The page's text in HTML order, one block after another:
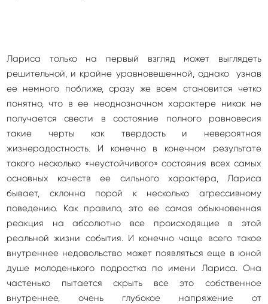
Лариса только на первый взгляд может выглядеть
решительной, и крайне уравновешенной, однако узнав
ее немного поближе, сразу же всем становится четко
понятно, что в ее неоднозначном характере никак не
получается свести в состояние полного равновесия
такие черты как твердость и невероятная
жизнерадостность. И конечно в конечном результате
такого несколько «неустойчивого» состояния всех самых
основных качеств ее сильного характера, Лариса
бывает, склонна порой к несколько агрессивному
поведению. Как правило, это ее самая обыкновенная
реакция на абсолютно все происходящие в этой
реальной жизни события. И конечно чаще всего такое
внутреннее недовольство может появляться еще в юной
душе молоденького подростка по имени Лариса. Она
частенько пытается скрыть все это собственное
внутреннее, очень глубокое напряжение от